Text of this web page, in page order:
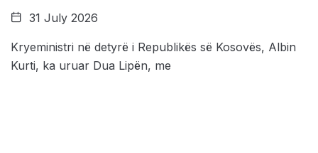
31 July 2026
Kryeministri në detyrë i Republikës së Kosovës, Albin
Kurti, ka uruar Dua Lipën, me